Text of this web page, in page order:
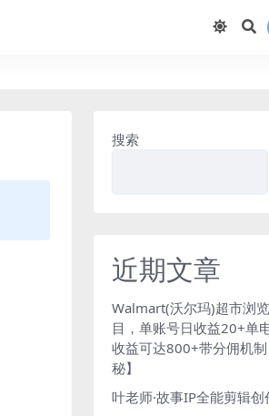
搜索
近期文章
Walmart(沃尔玛)超市浏
目，单账号日收益20+单
收益可达800+带分佣机
秘】
叶老师·故事IP全能剪辑创